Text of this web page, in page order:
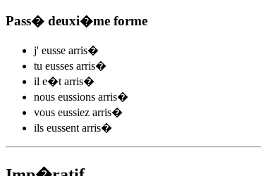
Pass� deuxi�me forme
j' eusse arris�
tu eusses arris�
il e�t arris�
nous eussions arris�
vous eussiez arris�
ils eussent arris�